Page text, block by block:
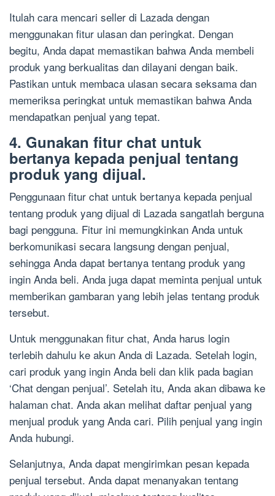
Itulah cara mencari seller di Lazada dengan
menggunakan fitur ulasan dan peringkat. Dengan
begitu, Anda dapat memastikan bahwa Anda membeli
produk yang berkualitas dan dilayani dengan baik.
Pastikan untuk membaca ulasan secara seksama dan
memeriksa peringkat untuk memastikan bahwa Anda
mendapatkan penjual yang tepat.
4. Gunakan fitur chat untuk
bertanya kepada penjual tentang
produk yang dijual.
Penggunaan fitur chat untuk bertanya kepada penjual
tentang produk yang dijual di Lazada sangatlah berguna
bagi pengguna. Fitur ini memungkinkan Anda untuk
berkomunikasi secara langsung dengan penjual,
sehingga Anda dapat bertanya tentang produk yang
ingin Anda beli. Anda juga dapat meminta penjual untuk
memberikan gambaran yang lebih jelas tentang produk
tersebut.
Untuk menggunakan fitur chat, Anda harus login
terlebih dahulu ke akun Anda di Lazada. Setelah login,
cari produk yang ingin Anda beli dan klik pada bagian
‘Chat dengan penjual’. Setelah itu, Anda akan dibawa ke
halaman chat. Anda akan melihat daftar penjual yang
menjual produk yang Anda cari. Pilih penjual yang ingin
Anda hubungi.
Selanjutnya, Anda dapat mengirimkan pesan kepada
penjual tersebut. Anda dapat menanyakan tentang